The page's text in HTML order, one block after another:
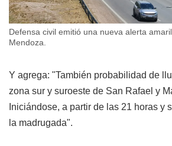
Defensa civil emitió una nueva alerta
Mendoza.
Y agrega: "También probabilidad de
zona sur y suroeste de San Rafael y
Iniciándose, a partir de las 21 horas y
la madrugada".